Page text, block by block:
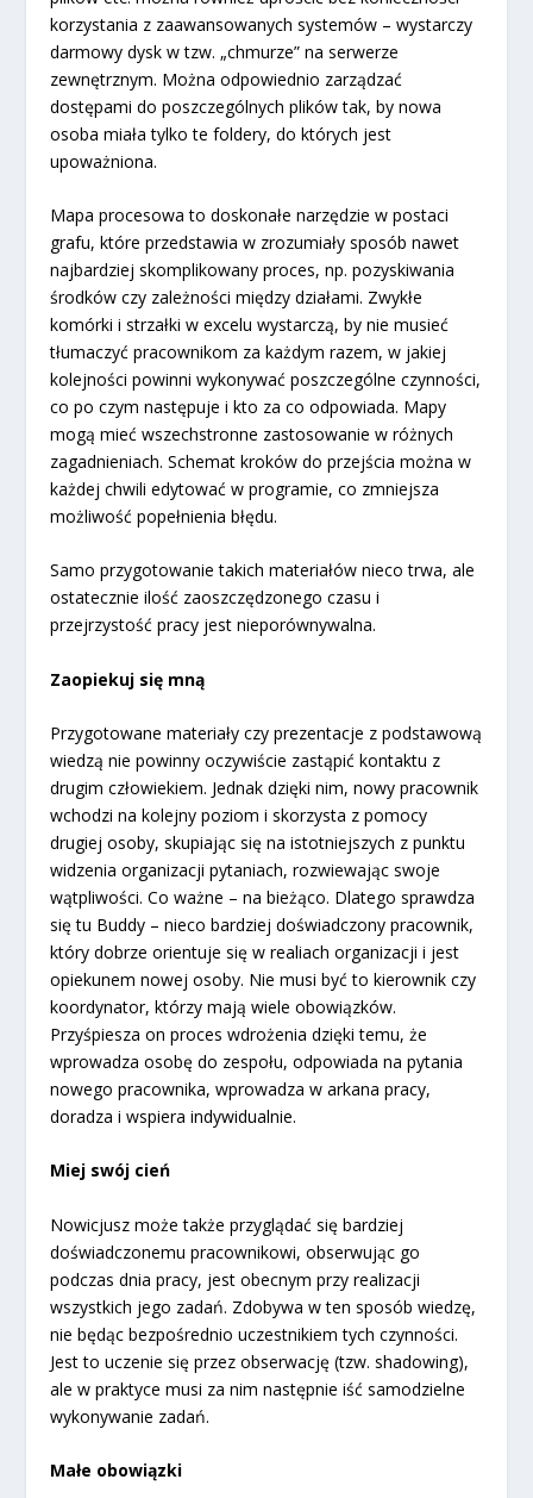
korzystania z zaawansowanych systemów – wystarczy
darmowy dysk w tzw. „chmurze” na serwerze
zewnętrznym. Można odpowiednio zarządzać
dostępami do poszczególnych plików tak, by nowa
osoba miała tylko te foldery, do których jest
upoważniona.
Mapa procesowa to doskonałe narzędzie w postaci
grafu, które przedstawia w zrozumiały sposób nawet
najbardziej skomplikowany proces, np. pozyskiwania
środków czy zależności między działami. Zwykłe
komórki i strzałki w excelu wystarczą, by nie musieć
tłumaczyć pracownikom za każdym razem, w jakiej
kolejności powinni wykonywać poszczególne czynności,
co po czym następuje i kto za co odpowiada. Mapy
mogą mieć wszechstronne zastosowanie w różnych
zagadnieniach. Schemat kroków do przejścia można w
każdej chwili edytować w programie, co zmniejsza
możliwość popełnienia błędu.
Samo przygotowanie takich materiałów nieco trwa, ale
ostatecznie ilość zaoszczędzonego czasu i
przejrzystość pracy jest nieporównywalna.
Zaopiekuj się mną
Przygotowane materiały czy prezentacje z podstawową
wiedzą nie powinny oczywiście zastąpić kontaktu z
drugim człowiekiem. Jednak dzięki nim, nowy pracownik
wchodzi na kolejny poziom i skorzysta z pomocy
drugiej osoby, skupiając się na istotniejszych z punktu
widzenia organizacji pytaniach, rozwiewając swoje
wątpliwości. Co ważne – na bieżąco. Dlatego sprawdza
się tu Buddy – nieco bardziej doświadczony pracownik,
który dobrze orientuje się w realiach organizacji i jest
opiekunem nowej osoby. Nie musi być to kierownik czy
koordynator, którzy mają wiele obowiązków.
Przyśpiesza on proces wdrożenia dzięki temu, że
wprowadza osobę do zespołu, odpowiada na pytania
nowego pracownika, wprowadza w arkana pracy,
doradza i wspiera indywidualnie.
Miej swój cień
Nowicjusz może także przyglądać się bardziej
doświadczonemu pracownikowi, obserwując go
podczas dnia pracy, jest obecnym przy realizacji
wszystkich jego zadań. Zdobywa w ten sposób wiedzę,
nie będąc bezpośrednio uczestnikiem tych czynności.
Jest to uczenie się przez obserwację (tzw. shadowing),
ale w praktyce musi za nim następnie iść samodzielne
wykonywanie zadań.
Małe obowiązki